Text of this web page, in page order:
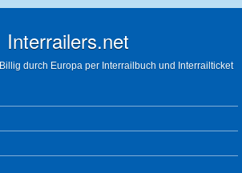
Interrailers.net
Billig durch Europa per Interrailbuch und Interrailticket